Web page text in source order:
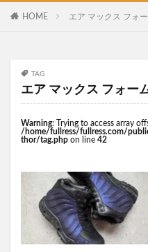
HOME エア マックス フォ
TAG
エア マックス フォー
Warning: Trying to access array
/home/fullress/fullress.com/
thor/tag.php on line 42